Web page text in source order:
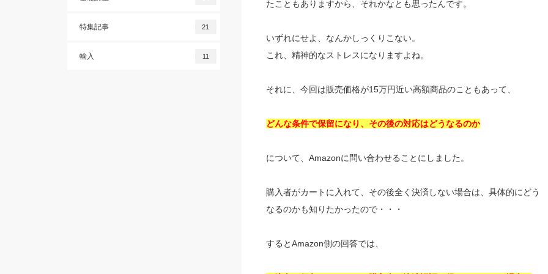
たこともありますから、それかなとも思ったんです。
いずれにせよ、なんかしっくりこない。
これ、精神的なストレスになりますよね。
それに、今回は販売価格が15万円近い高額商品のこともあって、
どんな条件で保留になり、その後の対応はどうなるのか
について、Amazonに問い合わせることにしました。
購入者がカートに入れて、その後全く決済しない場合は、具体的にどう
なるのかも知りたかったので・・・
するとAmazon側の回答では、
特集記事 21
輸入 11